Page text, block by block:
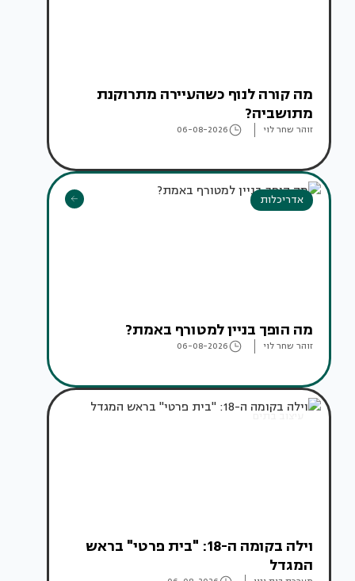
מה קורה לנוף כשהעיירה מתרוקנת
מתושביה?
זוהר שחר לוי 06-08-2026
אדריכלות
מה הופך בניין למטורף באמת?
זוהר שחר לוי 06-08-2026
עיצוב בתים
וילה בקומה ה-18: "בית פרטי" בראש
המגדל